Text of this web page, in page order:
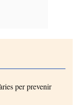
per prevenir